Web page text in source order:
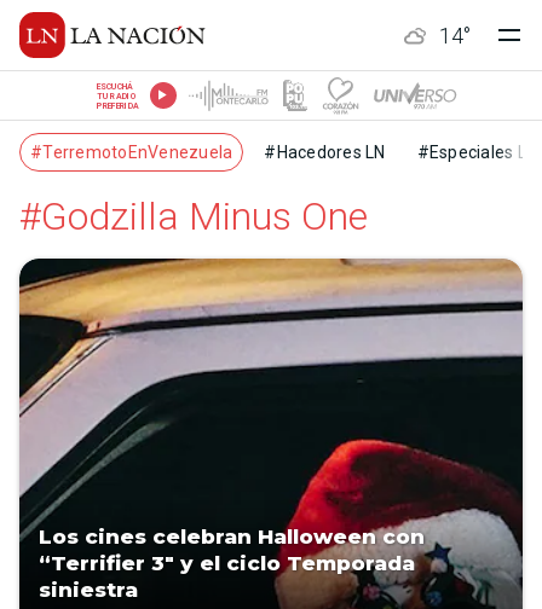
14°
ESCUCHÁ
TU RADIO
PREFERIDA
#TerremotoEnVenezuela #Hacedores LN #Especiales LN
#Godzilla Minus One
Los cines celebran Halloween con
“Terrifier 3″ y el ciclo Temporada
siniestra